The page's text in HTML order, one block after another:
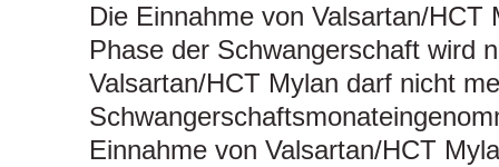
Die Einnahme von Valsartan/HCT
Phase der Schwangerschaft wird
Valsartan/HCT Mylan darf nicht
Einnahme von Valsartan/HCT